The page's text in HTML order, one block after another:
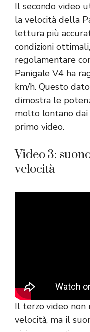
Il secondo video
la velocità della
lettura più
condizioni
regolamentare
Panigale V4 ha
km/h. Questo
dimostra le
molto lontano
primo video.
Video 3:
velocità
Il terzo video non
velocità, ma il